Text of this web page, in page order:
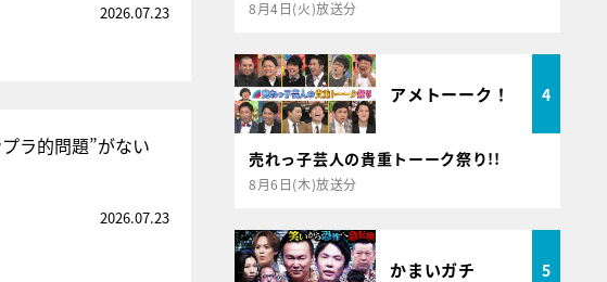
2026.07.23
ラ的問題”がない
2026.07.23
8月4日(火)放送分
アメトーーク！ 4
売れっ子芸人の貴重トーーク祭り!!
8月6日(木)放送分
かまいガチ 5